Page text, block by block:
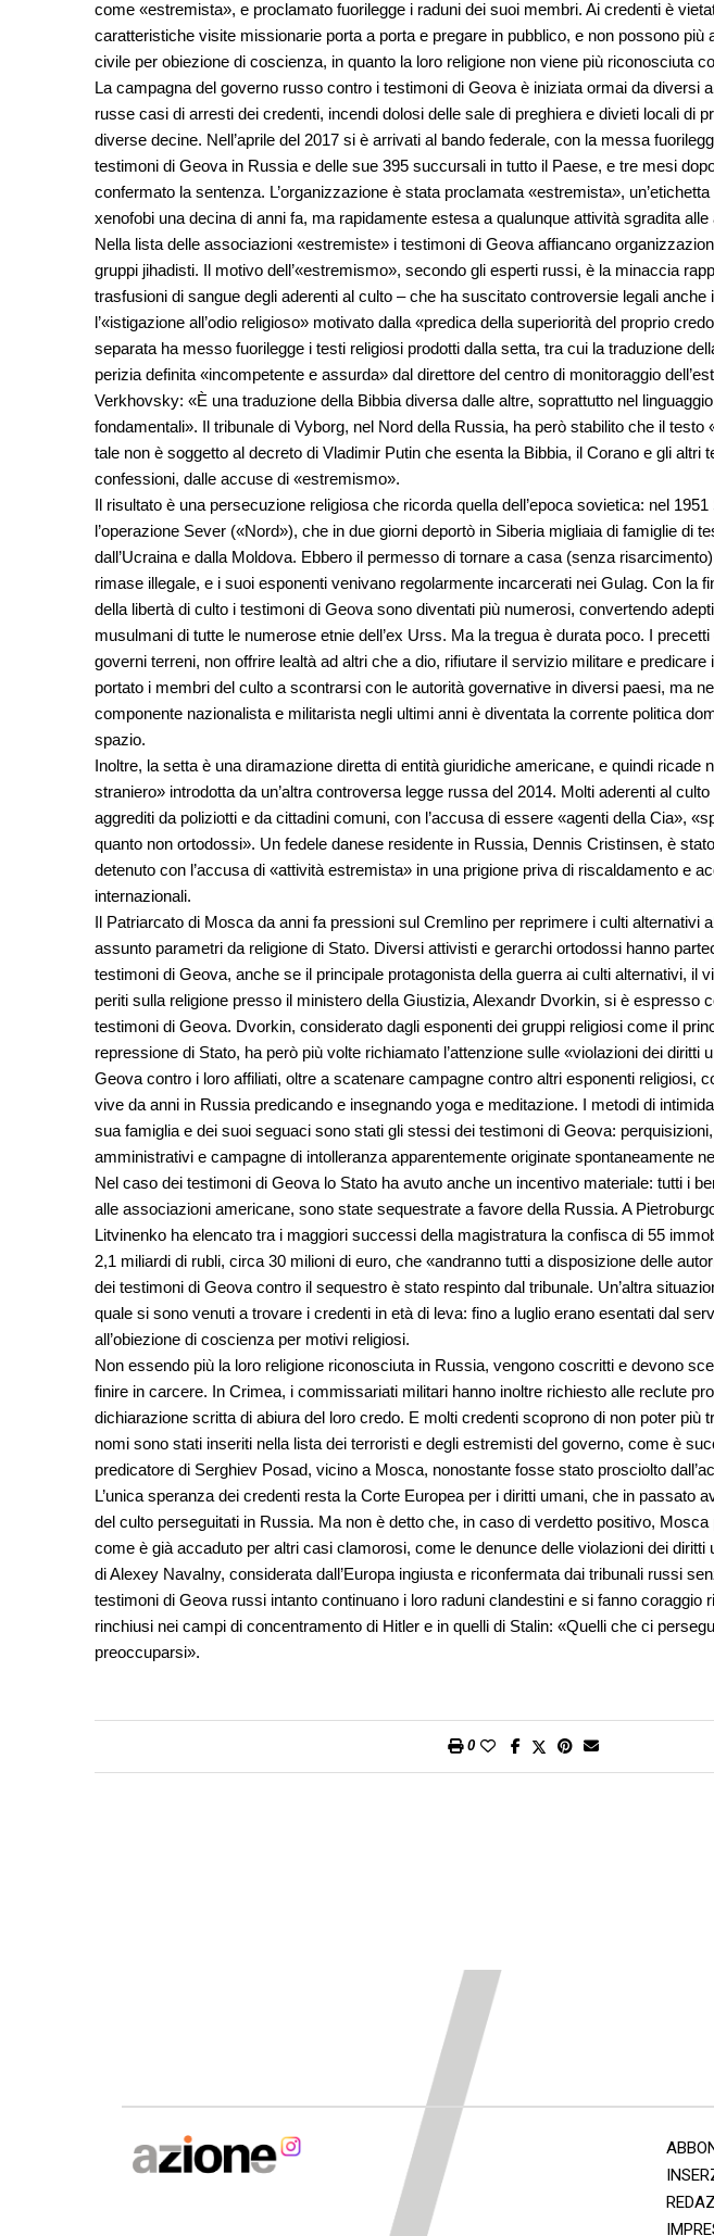
come «estremista», e proclamato fuorilegge i raduni dei suoi membri. Ai credenti è
caratteristiche visite missionarie porta a porta e pregare in pubblico, e non possono più
civile per obiezione di coscienza, in quanto la loro religione non viene più riconosciuta
La campagna del governo russo contro i testimoni di Geova è iniziata ormai da diversi
russe casi di arresti dei credenti, incendi dolosi delle sale di preghiera e divieti locali di
diverse decine. Nell’aprile del 2017 si è arrivati al bando federale, con la messa
testimoni di Geova in Russia e delle sue 395 succursali in tutto il Paese, e tre mesi
confermato la sentenza. L’organizzazione è stata proclamata «estremista»,
xenofobi una decina di anni fa, ma rapidamente estesa a qualunque attività sgradita alle
Nella lista delle associazioni «estremiste» i testimoni di Geova affiancano
gruppi jihadisti. Il motivo dell’«estremismo», secondo gli esperti russi, è la minaccia
trasfusioni di sangue degli aderenti al culto – che ha suscitato controversie legali
l’«istigazione all’odio religioso» motivato dalla «predica della superiorità del proprio
separata ha messo fuorilegge i testi religiosi prodotti dalla setta, tra cui la traduzione
perizia definita «incompetente e assurda» dal direttore del centro di monitoraggio
Verkhovsky: «È una traduzione della Bibbia diversa dalle altre, soprattutto nel
fondamentali». Il tribunale di Vyborg, nel Nord della Russia, ha però stabilito che il testo
tale non è soggetto al decreto di Vladimir Putin che esenta la Bibbia, il Corano e gli altri
confessioni, dalle accuse di «estremismo».
Il risultato è una persecuzione religiosa che ricorda quella dell’epoca sovietica: nel 1951
l’operazione Sever («Nord»), che in due giorni deportò in Siberia migliaia di famiglie di
dall’Ucraina e dalla Moldova. Ebbero il permesso di tornare a casa (senza
rimase illegale, e i suoi esponenti venivano regolarmente incarcerati nei Gulag. Con la
della libertà di culto i testimoni di Geova sono diventati più numerosi, convertendo
musulmani di tutte le numerose etnie dell’ex Urss. Ma la tregua è durata poco. I
governi terreni, non offrire lealtà ad altri che a dio, rifiutare il servizio militare e
portato i membri del culto a scontrarsi con le autorità governative in diversi paesi, ma
componente nazionalista e militarista negli ultimi anni è diventata la corrente politica
spazio.
Inoltre, la setta è una diramazione diretta di entità giuridiche americane, e quindi ricade
straniero» introdotta da un’altra controversa legge russa del 2014. Molti aderenti al
aggrediti da poliziotti e da cittadini comuni, con l’accusa di essere «agenti della Cia»,
quanto non ortodossi». Un fedele danese residente in Russia, Dennis Cristinsen, è
detenuto con l’accusa di «attività estremista» in una prigione priva di riscaldamento e
internazionali.
Il Patriarcato di Mosca da anni fa pressioni sul Cremlino per reprimere i culti alternativi
assunto parametri da religione di Stato. Diversi attivisti e gerarchi ortodossi hanno
testimoni di Geova, anche se il principale protagonista della guerra ai culti alternativi, il
periti sulla religione presso il ministero della Giustizia, Alexandr Dvorkin, si è espresso
testimoni di Geova. Dvorkin, considerato dagli esponenti dei gruppi religiosi come il
repressione di Stato, ha però più volte richiamato l’attenzione sulle «violazioni dei diritti
Geova contro i loro affiliati, oltre a scatenare campagne contro altri esponenti religiosi,
vive da anni in Russia predicando e insegnando yoga e meditazione. I metodi di
sua famiglia e dei suoi seguaci sono stati gli stessi dei testimoni di Geova:
amministrativi e campagne di intolleranza apparentemente originate spontaneamente
Nel caso dei testimoni di Geova lo Stato ha avuto anche un incentivo materiale: tutti i
alle associazioni americane, sono state sequestrate a favore della Russia. A
Litvinenko ha elencato tra i maggiori successi della magistratura la confisca di 55
2,1 miliardi di rubli, circa 30 milioni di euro, che «andranno tutti a disposizione delle
dei testimoni di Geova contro il sequestro è stato respinto dal tribunale. Un’altra
quale si sono venuti a trovare i credenti in età di leva: fino a luglio erano esentati dal
all’obiezione di coscienza per motivi religiosi.
Non essendo più la loro religione riconosciuta in Russia, vengono coscritti e devono
finire in carcere. In Crimea, i commissariati militari hanno inoltre richiesto alle reclute
dichiarazione scritta di abiura del loro credo. E molti credenti scoprono di non poter più
nomi sono stati inseriti nella lista dei terroristi e degli estremisti del governo, come è
predicatore di Serghiev Posad, vicino a Mosca, nonostante fosse stato prosciolto
L’unica speranza dei credenti resta la Corte Europea per i diritti umani, che in passato
del culto perseguitati in Russia. Ma non è detto che, in caso di verdetto positivo,
come è già accaduto per altri casi clamorosi, come le denunce delle violazioni dei diritti
di Alexey Navalny, considerata dall’Europa ingiusta e riconfermata dai tribunali russi
testimoni di Geova russi intanto continuano i loro raduni clandestini e si fanno coraggio
rinchiusi nei campi di concentramento di Hitler e in quelli di Stalin: «Quelli che ci
preoccuparsi».
0